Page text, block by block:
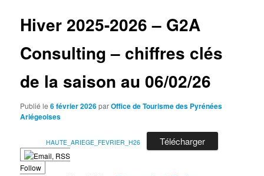
Hiver 2025-2026 – G2A
Consulting – chiffres clés
de la saison au 06/02/26
Publié le6 février 2026parOffice de Tourisme des Pyrénées
Ariégeoises
HAUTE_ARIEGE_FEVRIER_H26 Télécharger
Follow